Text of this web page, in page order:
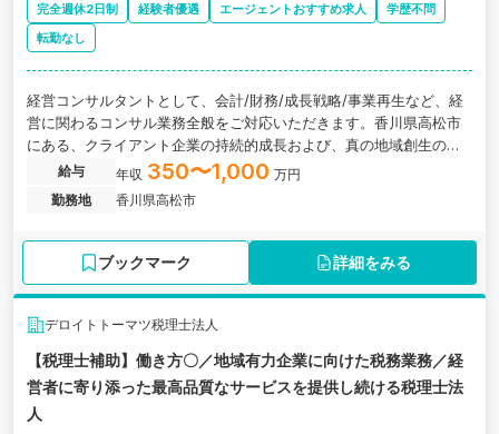
完全週休2日制 経験者優遇 エージェントおすすめ求人
学歴不問
転勤なし
経営コンサルタントとして、会計/財務/成長戦略/事業再生など、経
営に関わるコンサル業務全般をご対応いただきます。香川県高松市
にある、クライアント企業の持続的成長および、真の地域創生の実
現を目指すコンサル会社の求人です。
給与 年収 350〜1,000 万円
勤務地
香川県高松市
ブックマーク 詳細をみる
デロイトトーマツ税理士法人
【税理士補助】働き方〇／地域有力企業に向けた税務業務／経
営者に寄り添った最高品質なサービスを提供し続ける税理士法
人